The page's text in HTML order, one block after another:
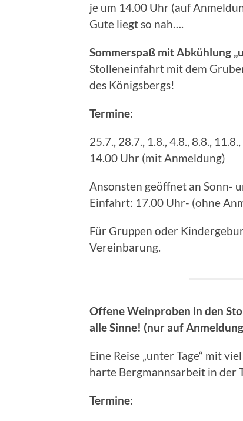
je um 14.00 Uhr (auf
Gute liegt so nah….
Sommerspaß mit Abkühlung
Stolleneinfahrt mit dem
des Königsbergs!
Termine:
25.7., 28.7., 1.8., 4.8., 8.8.,
14.00 Uhr (mit Anmeldung)
Ansonsten geöffnet an Sonn-
Einfahrt: 17.00 Uhr- (ohne
Für Gruppen oder
Vereinbarung.
Offene Weinproben in den
alle Sinne! (nur auf
Eine Reise „unter Tage“ mit
harte Bergmannsarbeit in der
Termine: